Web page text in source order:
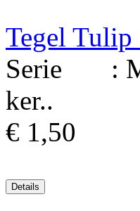
Tegel Tulip
Serie :
ker..
€ 1,50